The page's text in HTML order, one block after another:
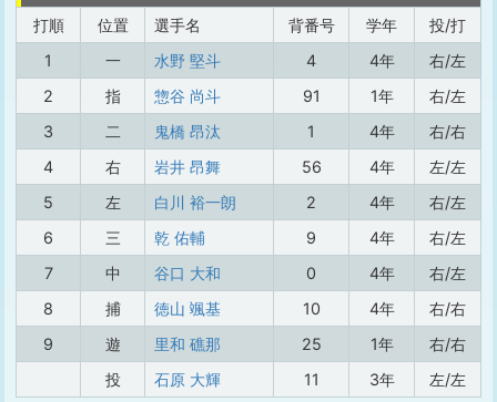
打順
位置 選手名 背番号 学年
投/打
1
一 水野 堅斗 4 4年
右/左
2
指 惣谷 尚斗 91 1年
右/左
3
二 鬼橋 昂汰 1 4年
右/右
4
右 岩井 昂舞 56 4年
左/左
5
左 白川 裕一朗 2 4年
右/左
6
三 乾 佑輔 9 4年
右/左
7
中 谷口 大和 0 4年
右/左
8
捕 徳山 颯基 10 4年
右/右
9
遊 里和 礁那 25 1年
右/右
投
石原 大輝 11 3年 左/左